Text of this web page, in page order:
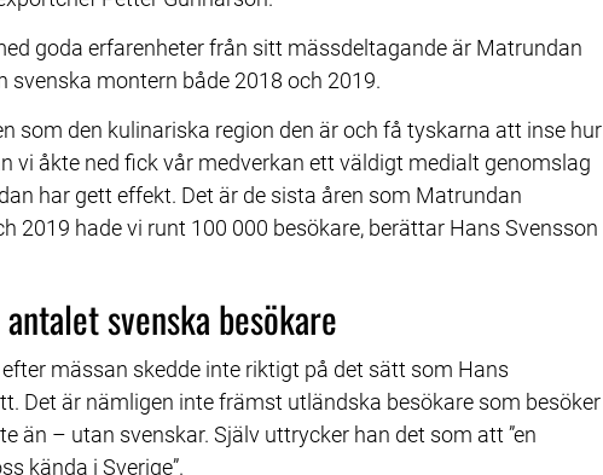
goda erfarenheter från sitt mässdeltagande är Matrundan
svenska montern både 2018 och 2019.
som den kulinariska region den är och få tyskarna att inse hur
vi åkte ned fick vår medverkan ett väldigt medialt genomslag
har gett effekt. Det är de sista åren som Matrundan
2019 hade vi runt 100 000 besökare, berättar Hans Svensson
svenska besökare
mässan skedde inte riktigt på det sätt som Hans
Det är nämligen inte främst utländska besökare som besöker
än – utan svenskar. Själv uttrycker han det som att ”en
kända i Sverige”.